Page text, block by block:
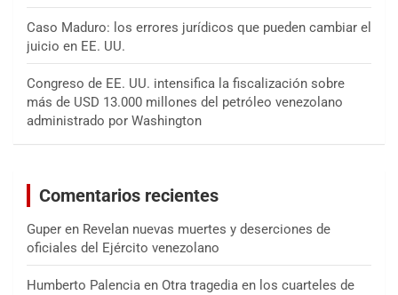
Caso Maduro: los errores jurídicos que pueden cambiar el
juicio en EE. UU.
Congreso de EE. UU. intensifica la fiscalización sobre
más de USD 13.000 millones del petróleo venezolano
administrado por Washington
Comentarios recientes
Guper en Revelan nuevas muertes y deserciones de
oficiales del Ejército venezolano
Humberto Palencia en Otra tragedia en los cuarteles de